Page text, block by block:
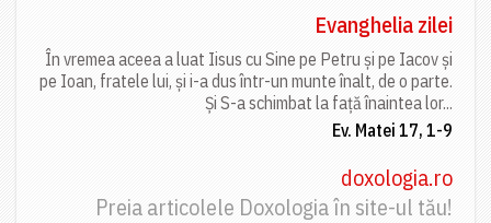
Evanghelia zilei
În vremea aceea a luat Iisus cu Sine pe Petru și pe Iacov și
pe Ioan, fratele lui, și i-a dus într-un munte înalt, de o parte.
Și S-a schimbat la față înaintea lor...
Ev. Matei 17, 1-9
doxologia.ro
Preia articolele Doxologia în site-ul tău!